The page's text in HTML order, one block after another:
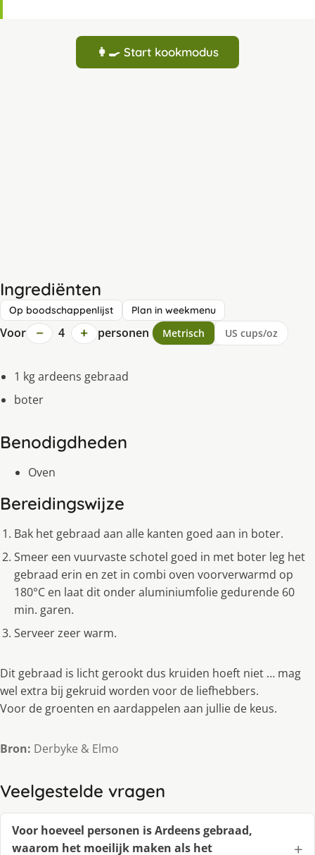
👩‍🍳 Start kookmodus
Ingrediënten
Op boodschappenlijst Plan in weekmenu
Voor − 4 + personen Metrisch US cups/oz
1 kg ardeens gebraad
boter
Benodigdheden
Oven
Bereidingswijze
Bak het gebraad aan alle kanten goed aan in boter.
Smeer een vuurvaste schotel goed in met boter leg het
gebraad erin en zet in combi oven voorverwarmd op
180°C en laat dit onder aluminiumfolie gedurende 60
min. garen.
Serveer zeer warm.
Dit gebraad is licht gerookt dus kruiden hoeft niet … mag
wel extra bij gekruid worden voor de liefhebbers.
Voor de groenten en aardappelen aan jullie de keus.
Bron: Derbyke & Elmo
Veelgestelde vragen
Voor hoeveel personen is Ardeens gebraad,
waarom het moeilijk maken als het